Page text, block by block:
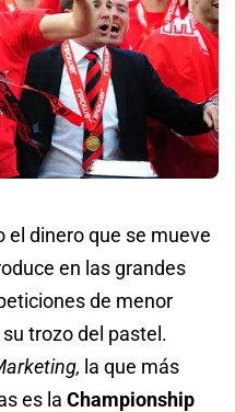
el dinero que se mueve
en las grandes
de menor
trozo del pastel.
la que más
es la Championship